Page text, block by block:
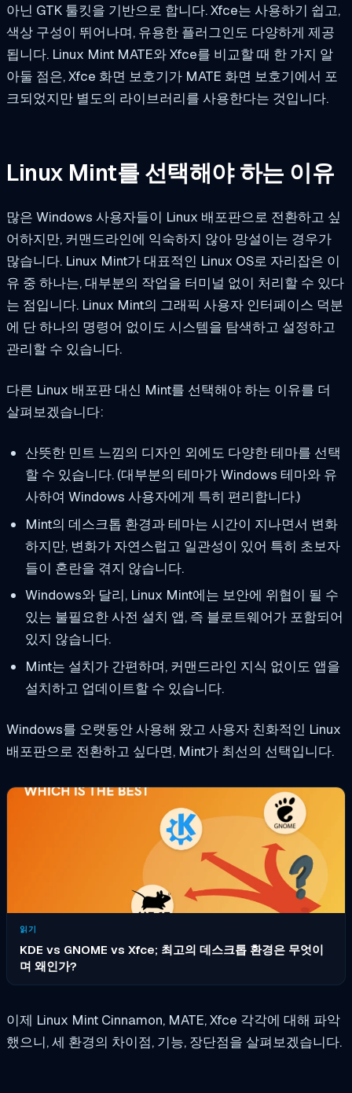
아닌 GTK 툴킷을 기반으로 합니다. Xfce는 사용하기 쉽고,
색상 구성이 뛰어나며, 유용한 플러그인도 다양하게 제공
됩니다. Linux Mint MATE와 Xfce를 비교할 때 한 가지 알
아둘 점은, Xfce 화면 보호기가 MATE 화면 보호기에서 포
크되었지만 별도의 라이브러리를 사용한다는 것입니다.
Linux Mint를 선택해야 하는 이유
많은 Windows 사용자들이 Linux 배포판으로 전환하고 싶
어하지만, 커맨드라인에 익숙하지 않아 망설이는 경우가
많습니다. Linux Mint가 대표적인 Linux OS로 자리잡은 이
유 중 하나는, 대부분의 작업을 터미널 없이 처리할 수 있다
는 점입니다. Linux Mint의 그래픽 사용자 인터페이스 덕분
에 단 하나의 명령어 없이도 시스템을 탐색하고 설정하고
관리할 수 있습니다.
다른 Linux 배포판 대신 Mint를 선택해야 하는 이유를 더
살펴보겠습니다:
산뜻한 민트 느낌의 디자인 외에도 다양한 테마를 선택
할 수 있습니다. (대부분의 테마가 Windows 테마와 유
사하여 Windows 사용자에게 특히 편리합니다.)
Mint의 데스크톱 환경과 테마는 시간이 지나면서 변화
하지만, 변화가 자연스럽고 일관성이 있어 특히 초보자
들이 혼란을 겪지 않습니다.
Windows와 달리, Linux Mint에는 보안에 위협이 될 수
있는 불필요한 사전 설치 앱, 즉 블로트웨어가 포함되어
있지 않습니다.
Mint는 설치가 간편하며, 커맨드라인 지식 없이도 앱을
설치하고 업데이트할 수 있습니다.
Windows를 오랫동안 사용해 왔고 사용자 친화적인 Linux
배포판으로 전환하고 싶다면, Mint가 최선의 선택입니다.
읽기
KDE vs GNOME vs Xfce; 최고의 데스크톱 환경은 무엇이
며 왜인가?
이제 Linux Mint Cinnamon, MATE, Xfce 각각에 대해 파악
했으니, 세 환경의 차이점, 기능, 장단점을 살펴보겠습니다.